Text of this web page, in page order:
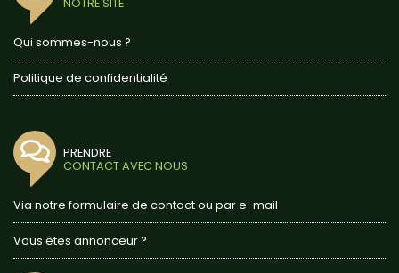
NOTRE SITE
Qui sommes-nous ?
Politique de confidentialité
PRENDRE
CONTACT AVEC NOUS
Via notre formulaire de contact ou par e-mail
Vous êtes annonceur ?